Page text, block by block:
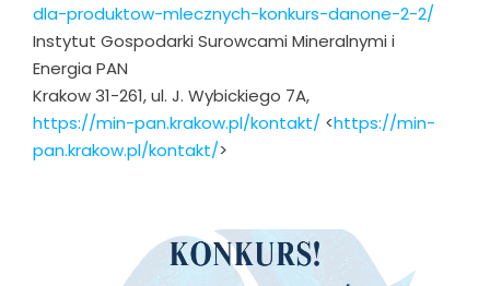
dla-produktow-mlecznych-konkurs-danone-2-2/
Instytut Gospodarki Surowcami Mineralnymi i
Energia PAN
Krakow 31-261, ul. J. Wybickiego 7A,
https://min-pan.krakow.pl/kontakt/ <https://min-
pan.krakow.pl/kontakt/>